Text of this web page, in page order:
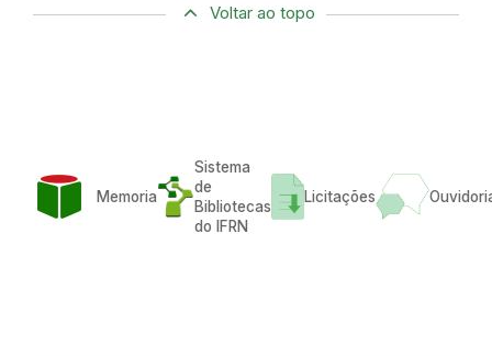
Voltar ao topo
Memoria
Sistema
de
Bibliotecas
do IFRN
Licitações